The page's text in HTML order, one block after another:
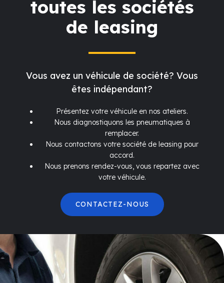
toutes les sociétés
de leasing
Vous avez un véhicule de société? Vous
êtes indépendant?
Présentez votre véhicule en nos ateliers.
Nous diagnostiquons les pneumatiques à
remplacer.
Nous contactons votre société de leasing pour
accord.
Nous prenons rendez-vous, vous repartez avec
votre véhicule.
CONTACTEZ-NOUS